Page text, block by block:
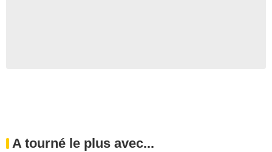
A tourné le plus avec...